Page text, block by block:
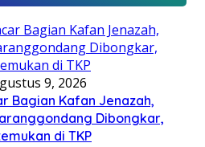
9, 2026
Bagian Kafan Jenazah,
Dibongkar,
di TKP